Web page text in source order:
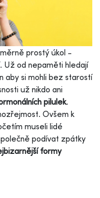
prostý úkol -
od nepaměti hledají
aby si mohli bez starostí
už nikdo ani
pilulek.
Ovšem k
museli lidé
podívat zpátky
formy